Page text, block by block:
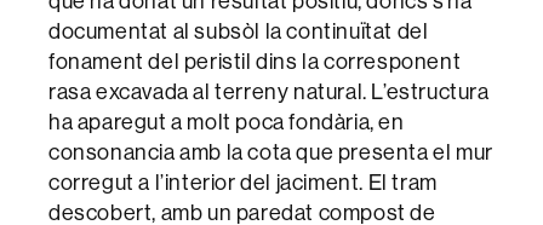
documentat al subsòl la continuïtat del
fonament del peristil dins la corresponent
rasa excavada al terreny natural. L’estructura
ha aparegut a molt poca fondària, en
consonancia amb la cota que presenta el mur
corregut a l’interior del jaciment. El tram
descobert, amb un paredat compost de